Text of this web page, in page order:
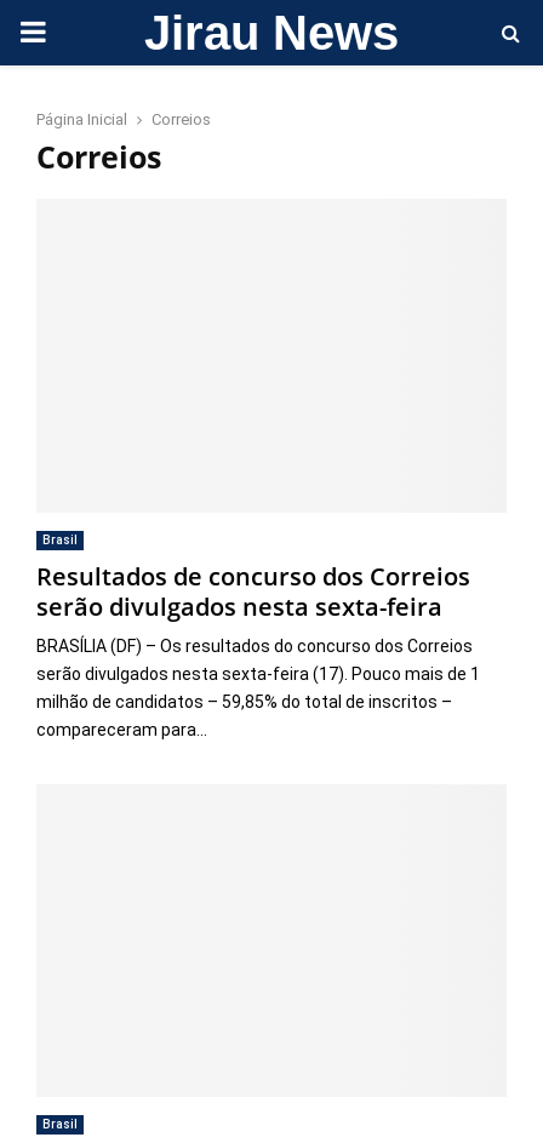
PRIMARY Jirau News
Página Inicial Correios
Correios
Brasil
Resultados de concurso dos Correios
serão divulgados nesta sexta-feira
BRASÍLIA (DF) – Os resultados do concurso dos Correios
serão divulgados nesta sexta-feira (17). Pouco mais de 1
milhão de candidatos – 59,85% do total de inscritos –
compareceram para...
Brasil